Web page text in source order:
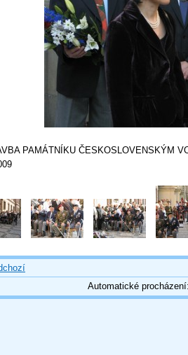
PAMÁTNÍKU ČESKOSLOVENSKÝM
Automatické procházení: